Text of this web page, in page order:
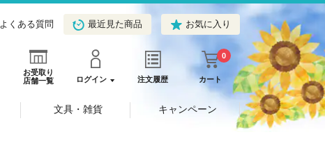
よくある質問 最近見た商品 お気に入り
お受取り
店舗一覧
ログイン 注文履歴 カート
0
文具・雑貨 キャンペーン